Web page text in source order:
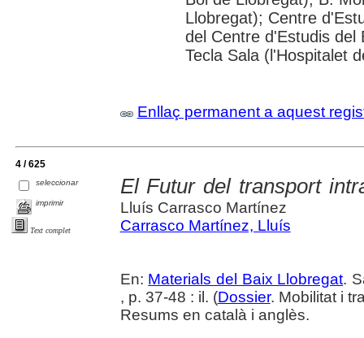
Llobregat); Centre
del Centre d'Estudis del
Tecla Sala (l'Hospitalet
Enllaç permanent a aquest
4 / 625
seleccionar
imprimir
Text complet
El Futur del transport
Lluís Carrasco Martínez
Carrasco Martínez, Lluís
En: Materials del Baix Llobregat.
, p. 37-48 : il. (Dossier. Mobilitat i
Resums en català i anglès.